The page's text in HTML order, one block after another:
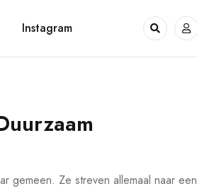
Instagram
gemeen. Ze streven allemaal naar een